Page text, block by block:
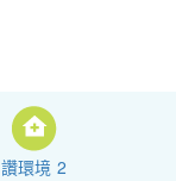
讚環境 2